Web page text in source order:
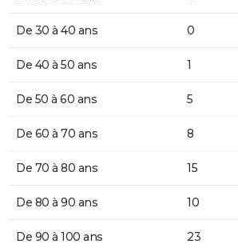
De 30 à 40 ans 0
De 40 à 50 ans 1
De 50 à 60 ans 5
De 60 à 70 ans 8
De 70 à 80 ans 15
De 80 à 90 ans 10
De 90 à 100 ans 23